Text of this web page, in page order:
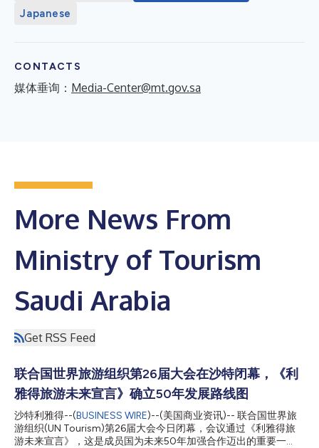
Japanese
CONTACTS
媒体垂询： Media-Center@mt.gov.sa
More News From
Ministry of Tourism
Saudi Arabia
Get RSS Feed
联合国世界旅游组织第26届大会在沙特闭幕，《利
雅得旅游未来宣言》确立50年发展路线图
沙特利雅得--(BUSINESS WIRE)--(美国商业资讯)-- 联合国世界旅
游组织(UN Tourism)第26届大会今日闭幕，会议通过《利雅得旅
游未来宣言》，这是成员国为未来50年加强合作迈出的重要一